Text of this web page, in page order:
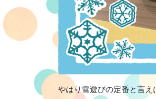
やはり雪遊びの定番と言え